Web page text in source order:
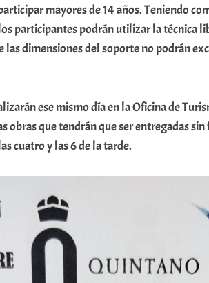
mayores de 14 años. Teniendo
participantes podrán utilizar la técnica
las dimensiones del soporte no podrán
ese mismo día en la Oficina de
obras que tendrán que ser entregadas
cuatro y las 6 de la tarde.